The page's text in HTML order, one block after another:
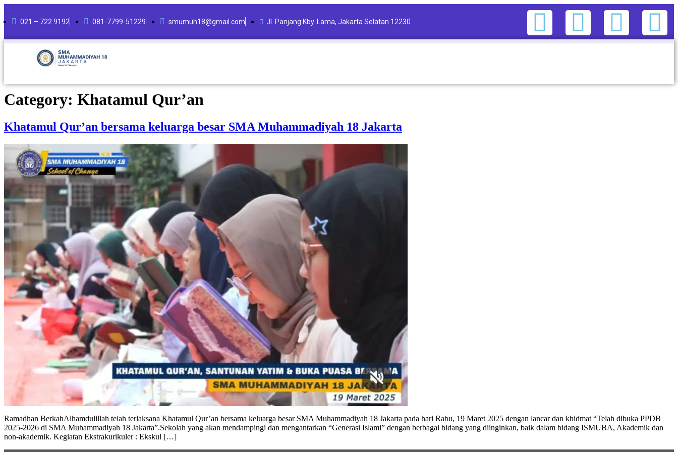
021 – 722 9192 081-7799-51229 smumuh18@gmail.com Jl. Panjang Kby. Lama, Jakarta Selatan 12230
Category: Khatamul Qur’an
Khatamul Qur’an bersama keluarga besar SMA Muhammadiyah 18 Jakarta
Ramadhan BerkahAlhamdulillah telah terlaksana Khatamul Qur’an bersama keluarga besar SMA Muhammadiyah 18 Jakarta pada hari Rabu, 19 Maret 2025 dengan lancar dan khidmat “Telah dibuka PPDB
2025-2026 di SMA Muhammadiyah 18 Jakarta”.Sekolah yang akan mendampingi dan mengantarkan “Generasi Islami” dengan berbagai bidang yang diinginkan, baik dalam bidang ISMUBA, Akademik dan
non-akademik. Kegiatan Ekstrakurikuler : Ekskul […]